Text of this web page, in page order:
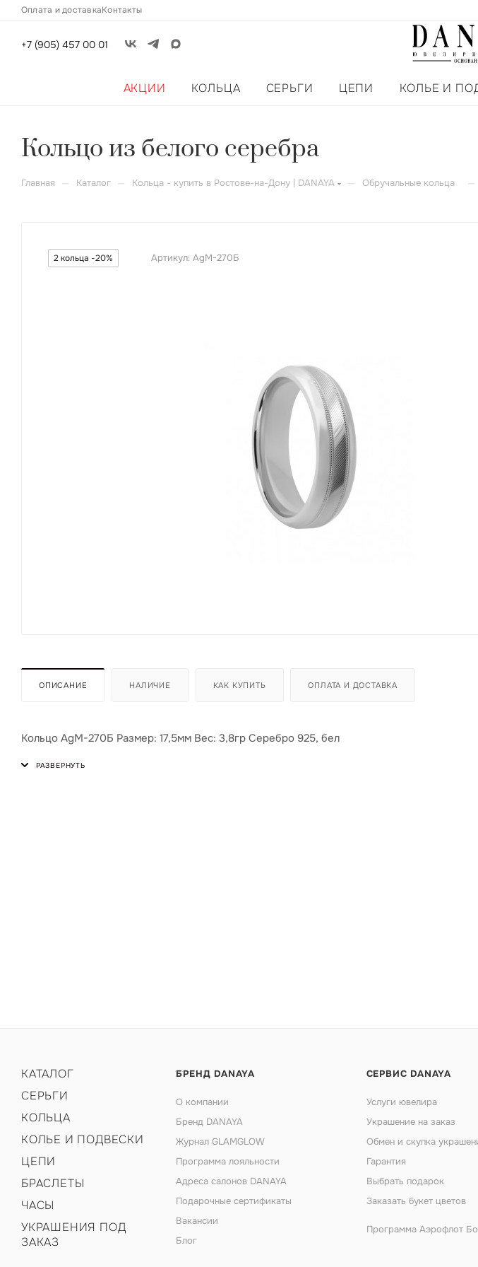
Оплата и доставкаКонтакты
+7 (905) 457 00 01
АКЦИИ КОЛЬЦА СЕРЬГИ ЦЕПИ КОЛЬЕ И
Кольцо из белого серебра
Главная — Каталог — Кольца - купить в Ростове-на-Дону | DANAYA — Обручальные кольца —
2 кольца -20% Артикул: AgМ-270Б
ОПИСАНИЕ НАЛИЧИЕ КАК КУПИТЬ ОПЛАТА И ДОСТАВКА
Кольцо AgМ-270Б Размер: 17,5мм Вес: 3,8гр Серебро 925, бел
КАТАЛОГ
СЕРЬГИ
КОЛЬЦА
КОЛЬЕ И ПОДВЕСКИ
ЦЕПИ
БРАСЛЕТЫ
ЧАСЫ
УКРАШЕНИЯ ПОД
ЗАКАЗ
БРЕНД DANAYA
О компании
Бренд DANAYA
Журнал GLAMGLOW
Программа лояльности
Адреса салонов DANAYA
Подарочные сертификаты
Вакансии
Блог
СЕРВИС DANAYA
Услуги ювелира
Украшение на заказ
Обмен и скупка
Гарантия
Выбрать подарок
Заказать букет цветов
Программа Аэрофлот